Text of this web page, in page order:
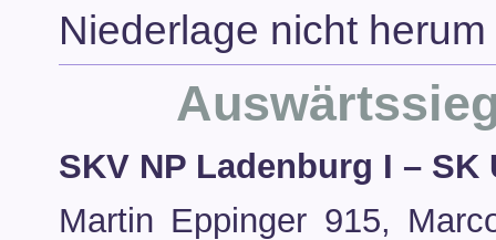
Niederlage nicht
SKV NP Ladenburg I –
Martin Eppinger 915,